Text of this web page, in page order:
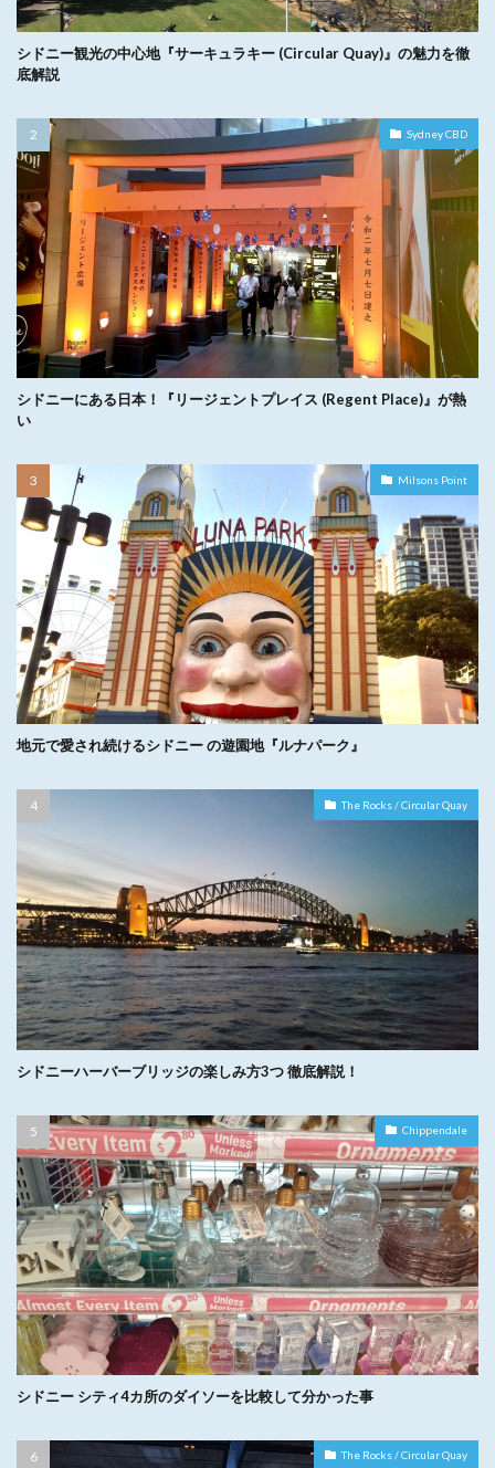
シドニー観光の中心地『サーキュラキー (Circular Quay)』の魅力を徹
底解説
Sydney CBD
シドニーにある日本！『リージェントプレイス (Regent Place)』が熱
い
Milsons Point
地元で愛され続けるシドニー の遊園地『ルナパーク』
The Rocks / Circular Quay
シドニーハーバーブリッジの楽しみ方3つ 徹底解説！
Chippendale
シドニー シティ4カ所のダイソーを比較して分かった事
The Rocks / Circular Quay